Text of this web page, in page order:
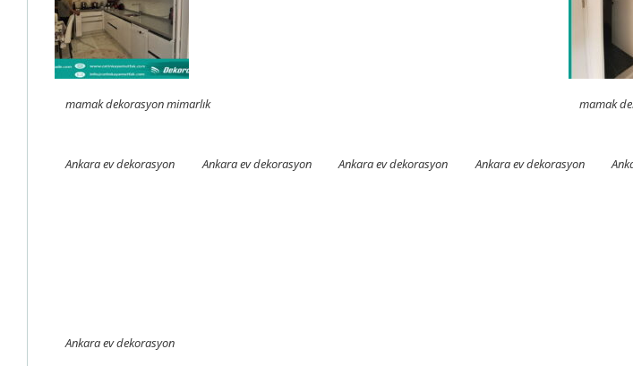
mamak dekorasyon mimarlık mamak
Ankara ev dekorasyon Ankara ev dekorasyon Ankara ev dekorasyon Ankara ev dekorasyon
Ankara ev dekorasyon